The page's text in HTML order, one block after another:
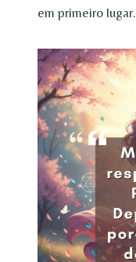
em primeiro lugar.